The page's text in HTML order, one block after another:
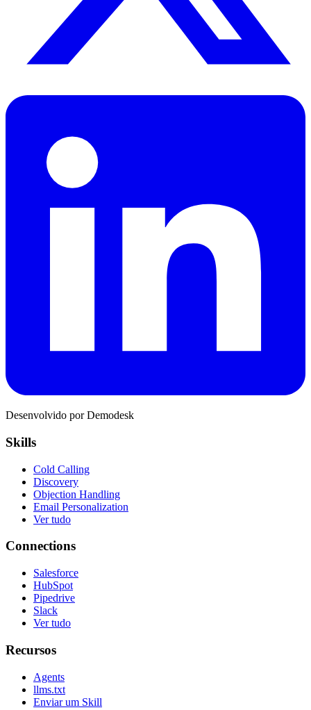
Desenvolvido por Demodesk
Skills
Cold Calling
Discovery
Objection Handling
Email Personalization
Ver tudo
Connections
Salesforce
HubSpot
Pipedrive
Slack
Ver tudo
Recursos
Agents
llms.txt
Enviar um Skill